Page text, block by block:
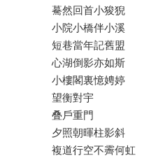
驀然回首小狻猊
小院小橋伴小溪
短巷當年記舊盟
心湖倒影亦如斯
小樓閣裏憶娉婷
望衡對宇
叠戶重門
夕照朝暉柱影斜
複道行空不霽何虹